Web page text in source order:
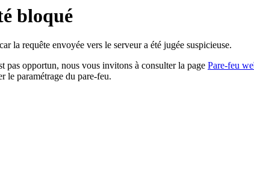
bloqué
la requête envoyée vers le serveur a été jugée suspicieuse.
pas opportun, nous vous invitons à consulter la page Pare-feu
le paramétrage du pare-feu.